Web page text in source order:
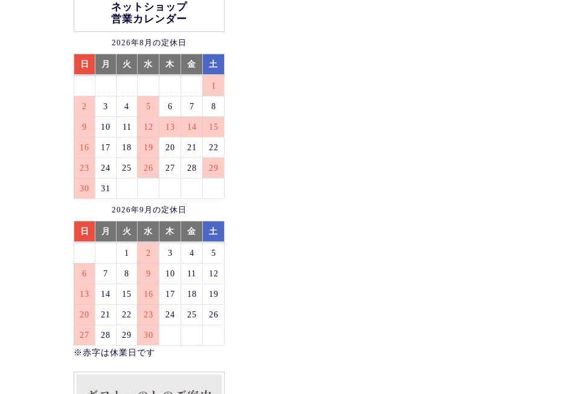
ネットショップ
営業カレンダー
2026年8月の定休日
日 月 火 水 木 金 土
1
2 3 4 5 6 7 8
9 10 11 12 13 14 15
16 17 18 19 20 21 22
23 24 25 26 27 28 29
30 31
2026年9月の定休日
日 月 火 水 木 金 土
1 2 3 4 5
6 7 8 9 10 11 12
13 14 15 16 17 18 19
20 21 22 23 24 25 26
27 28 29
30
※赤字は休業日です